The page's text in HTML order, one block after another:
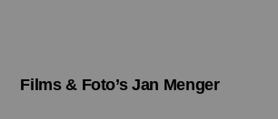
Films & Foto’s Jan Menger